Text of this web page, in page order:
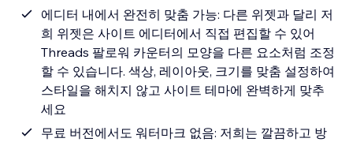
에디터 내에서 완전히 맞춤 가능: 다른 위젯과 달리 저
희 위젯은 사이트 에디터에서 직접 편집할 수 있어
Threads 팔로워 카운터의 모양을 다른 요소처럼 조정
할 수 있습니다. 색상, 레이아웃, 크기를 맞춤 설정하여
스타일을 해치지 않고 사이트 테마에 완벽하게 맞추
세요
무료 버전에서도 워터마크 없음: 저희는 깔끔하고 방